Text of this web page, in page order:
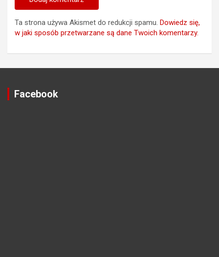
Ta strona używa Akismet do redukcji spamu. Dowiedz się,
w jaki sposób przetwarzane są dane Twoich komentarzy.
Facebook